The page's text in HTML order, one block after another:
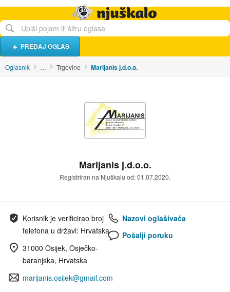
PREDAJ OGLAS
Oglasnik … Trgovine Marijanis j.d.o.o.
Marijanis j.d.o.o.
Registriran na Njuškalu od: 01.07.2020.
Korisnik je verificirao broj
telefona u državi: Hrvatska
31000 Osijek, Osječko-
baranjska, Hrvatska
marijanis.osijek@gmail.com
Nazovi oglašivača
Pošalji poruku